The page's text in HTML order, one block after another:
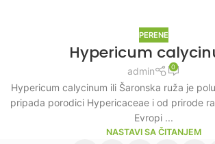
PERENE
Hypericum
admin 0
Hypericum calycinum ili Šaronska ruža je
pripada porodici Hypericaceae i od prirode
Evropi ...
NASTAVI SA ČITANJEM